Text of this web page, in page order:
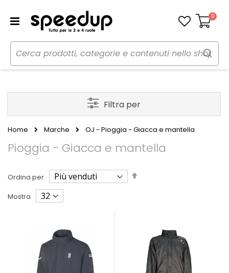
Carrello
0
Home Marche OJ - Pioggia - Giacca e mantella
Pioggia - Giacca e mantella
Ordina per
Imposta
Mostra
Filtra per